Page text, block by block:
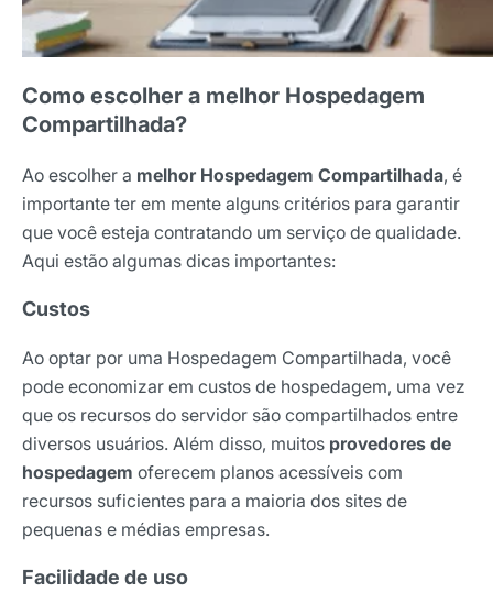
Como escolher a melhor Hospedagem
Compartilhada?
Ao escolher a melhor Hospedagem Compartilhada, é
importante ter em mente alguns critérios para garantir
que você esteja contratando um serviço de qualidade.
Aqui estão algumas dicas importantes:
Custos
Ao optar por uma Hospedagem Compartilhada, você
pode economizar em custos de hospedagem, uma vez
que os recursos do servidor são compartilhados entre
diversos usuários. Além disso, muitos provedores de
hospedagem oferecem planos acessíveis com
recursos suficientes para a maioria dos sites de
pequenas e médias empresas.
Facilidade de uso